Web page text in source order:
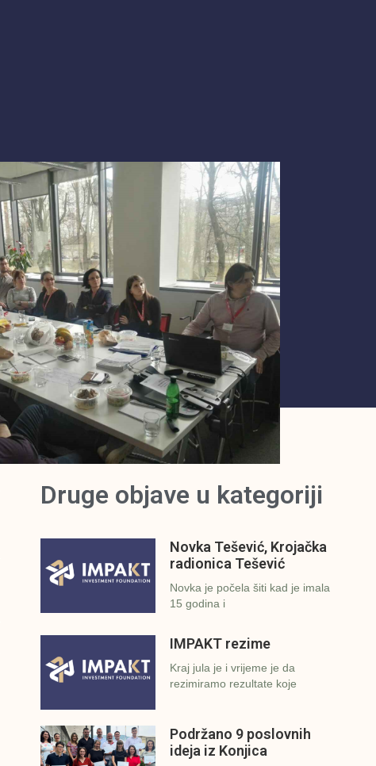
Druge objave u kategoriji
Novka Tešević, Krojačka
radionica Tešević
Novka je počela šiti kad je imala
15 godina i
IMPAKT rezime
Kraj jula je i vrijeme je da
rezimiramo rezultate koje
Podržano 9 poslovnih
ideja iz Konjica